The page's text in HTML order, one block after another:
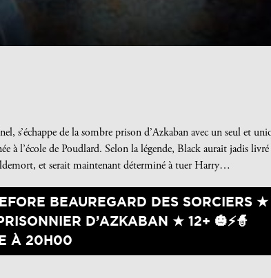
s’échappe de la sombre prison d’Azkaban avec un seul et
à l’école de Poudlard. Selon la légende, Black aurait jadis livré
et serait maintenant déterminé à tuer Harry…
BEAUREGARD DES SORCIERS ★
D’AZKABAN ★ 12+ 🎃⚡🧙
À 20H00